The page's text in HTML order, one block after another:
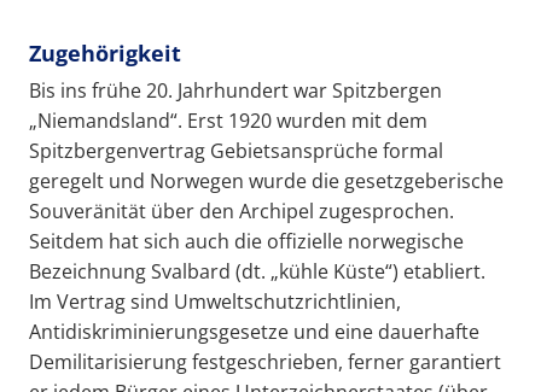
Zugehörigkeit
Bis ins frühe 20. Jahrhundert war Spitzbergen
„Niemandsland“. Erst 1920 wurden mit dem
Spitzbergenvertrag Gebietsansprüche formal
geregelt und Norwegen wurde die gesetzgeberische
Souveränität über den Archipel zugesprochen.
Seitdem hat sich auch die offizielle norwegische
Bezeichnung Svalbard (dt. „kühle Küste“) etabliert.
Im Vertrag sind Umweltschutzrichtlinien,
Antidiskriminierungsgesetze und eine dauerhafte
Demilitarisierung festgeschrieben, ferner garantiert